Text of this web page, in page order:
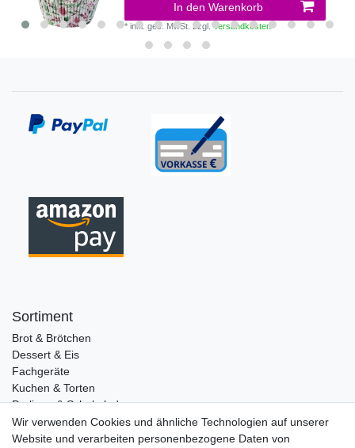
In den Warenkorb
*inkl. ges. MwSt. zzgl.Versandkosten
Sortiment
Brot & Brötchen
Dessert & Eis
Fachgeräte
Kuchen & Torten
Pralinen & Schokolade
Lebensmittel
Gutscheine
Wir verwenden Cookies und ähnliche Technologien auf unserer
Website und verarbeiten personenbezogene Daten von